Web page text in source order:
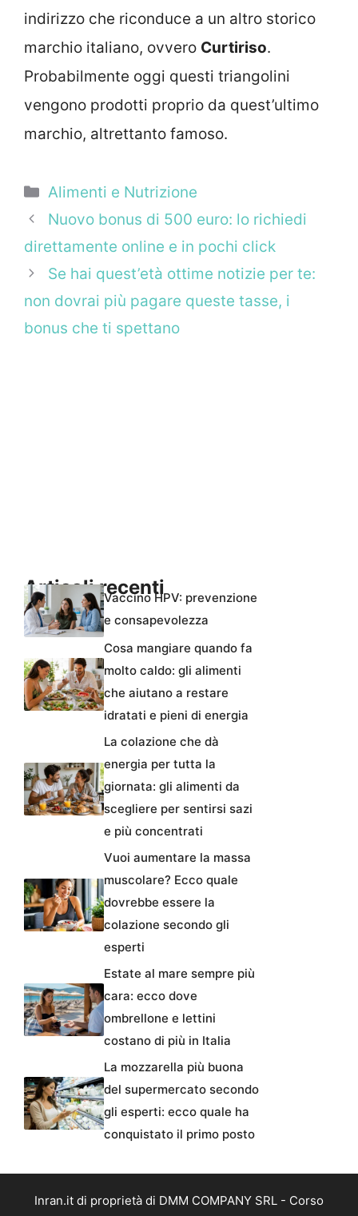
indirizzo che riconduce a un altro storico
marchio italiano, ovvero Curtiriso.
Probabilmente oggi questi triangolini
vengono prodotti proprio da quest’ultimo
marchio, altrettanto famoso.
Categorie
Alimenti e Nutrizione
Nuovo bonus di 500 euro: lo richiedi
direttamente online e in pochi click
Se hai quest’età ottime notizie per te:
non dovrai più pagare queste tasse, i
bonus che ti spettano
Articoli recentiVaccino HPV: prevenzione
e consapevolezza
Cosa mangiare quando fa
molto caldo: gli alimenti
che aiutano a restare
idratati e pieni di energia
La colazione che dà
energia per tutta la
giornata: gli alimenti da
scegliere per sentirsi sazi
e più concentrati
Vuoi aumentare la massa
muscolare? Ecco quale
dovrebbe essere la
colazione secondo gli
esperti
Estate al mare sempre più
cara: ecco dove
ombrellone e lettini
costano di più in Italia
La mozzarella più buona
del supermercato secondo
gli esperti: ecco quale ha
conquistato il primo posto
Inran.it di proprietà di DMM COMPANY SRL - Corso